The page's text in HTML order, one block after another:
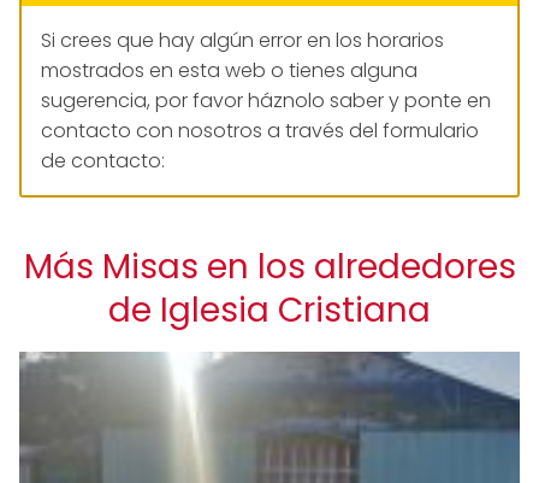
Si crees que hay algún error en los horarios
mostrados en esta web o tienes alguna
sugerencia, por favor háznolo saber y ponte en
contacto con nosotros a través del formulario
de contacto:
Más Misas en los alrededores
de Iglesia Cristiana